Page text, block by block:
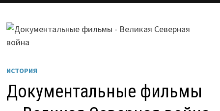
ИСТОРИЯ
Документальные фильмы